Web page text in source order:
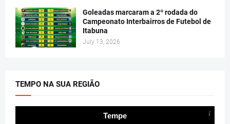
Goleadas marcaram a 2º rodada do
Campeonato Interbairros de Futebol de
Itabuna
July 13, 2026
TEMPO NA SUA REGIÃO
Tempe